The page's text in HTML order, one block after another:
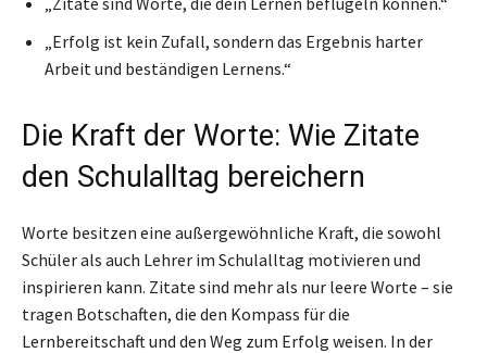
„Erfolg ist kein Zufall, sondern das Ergebnis harter
Arbeit und beständigen Lernens.“
Die Kraft der Worte: Wie Zitate
den Schulalltag bereichern
Worte besitzen eine außergewöhnliche Kraft, die sowohl
Schüler als auch Lehrer im Schulalltag motivieren und
inspirieren kann. Zitate sind mehr als nur leere Worte – sie
tragen Botschaften, die den Kompass für die
Lernbereitschaft und den Weg zum Erfolg weisen. In der